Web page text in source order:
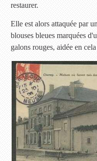
restaurer.
Elle est alors attaquée par
blouses bleues marquées
galons rouges, aidée en